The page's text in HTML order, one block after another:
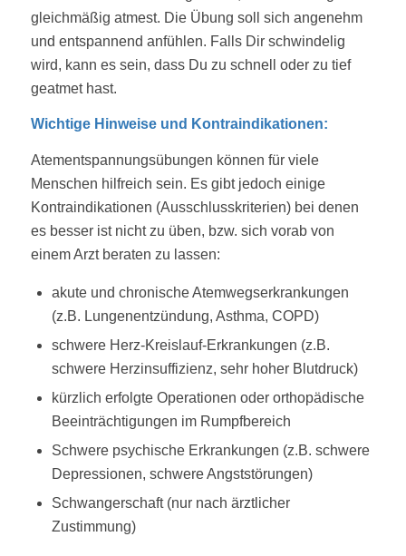
gleichmäßig atmest. Die Übung soll sich angenehm
und entspannend anfühlen. Falls Dir schwindelig
wird, kann es sein, dass Du zu schnell oder zu tief
geatmet hast.
Wichtige Hinweise und Kontraindikationen:
Atementspannungsübungen können für viele
Menschen hilfreich sein. Es gibt jedoch einige
Kontraindikationen (Ausschlusskriterien) bei denen
es besser ist nicht zu üben, bzw. sich vorab von
einem Arzt beraten zu lassen:
akute und chronische Atemwegserkrankungen
(z.B. Lungenentzündung, Asthma, COPD)
schwere Herz-Kreislauf-Erkrankungen (z.B.
schwere Herzinsuffizienz, sehr hoher Blutdruck)
kürzlich erfolgte Operationen oder orthopädische
Beeinträchtigungen im Rumpfbereich
Schwere psychische Erkrankungen (z.B. schwere
Depressionen, schwere Angststörungen)
Schwangerschaft (nur nach ärztlicher
Zustimmung)